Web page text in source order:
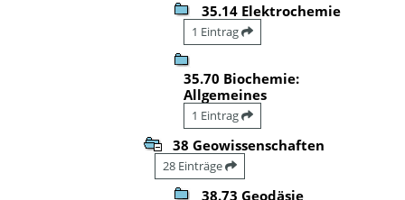
35.14 Elektrochemie
1 Eintrag
35.70 Biochemie:
Allgemeines
1 Eintrag
38 Geowissenschaften
28 Einträge
38.73 Geodäsie